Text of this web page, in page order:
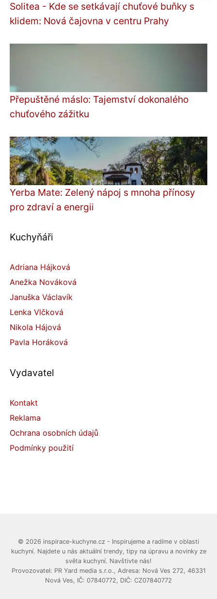
Solitea - Kde se setkávají chuťové buňky s
klidem: Nová čajovna v centru Prahy
Přepuštěné máslo: Tajemství dokonalého
chuťového zážitku
Yerba Mate: Zelený nápoj s mnoha přínosy
pro zdraví a energii
Kuchyňáři
Adriana Hájková
Anežka Nováková
Januška Václavík
Lenka Vlčková
Nikola Hájová
Pavla Horáková
Vydavatel
Kontakt
Reklama
Ochrana osobních údajů
Podmínky použití
© 2026 inspirace-kuchyne.cz - Inspirujeme a radíme v oblasti
kuchyní. Najdete u nás aktuální trendy, tipy na úpravu a novinky ze
světa kuchyní. Navštivte nás!
Provozovatel: PR Yard media s.r.o., Adresa: Nová Ves 272, 46331
Nová Ves, IČ: 07840772, DIČ: CZ07840772